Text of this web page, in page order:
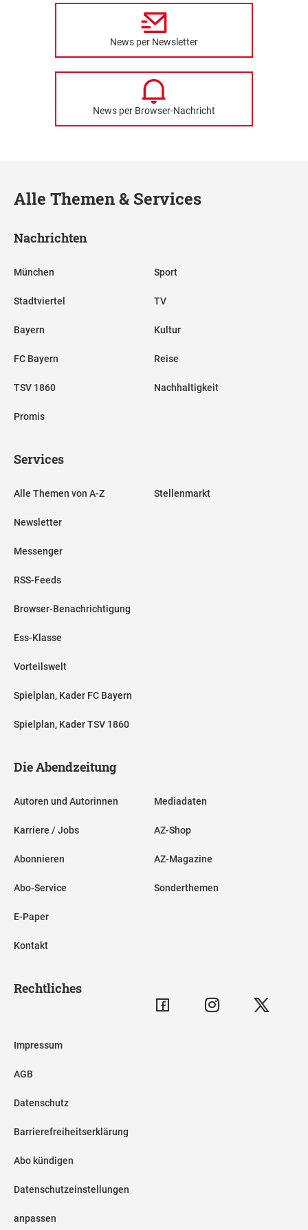
News per Newsletter
News per Browser-Nachricht
Alle Themen & Services
Nachrichten
München
Stadtviertel
Bayern
FC Bayern
TSV 1860
Promis
Sport
TV
Kultur
Reise
Nachhaltigkeit
Services
Alle Themen von A-Z
Newsletter
Messenger
RSS-Feeds
Browser-Benachrichtigung
Ess-Klasse
Vorteilswelt
Spielplan, Kader FC Bayern
Spielplan, Kader TSV 1860
Stellenmarkt
Die Abendzeitung
Autoren und Autorinnen
Karriere / Jobs
Abonnieren
Abo-Service
E-Paper
Kontakt
Mediadaten
AZ-Shop
AZ-Magazine
Sonderthemen
Rechtliches
Impressum
AGB
Datenschutz
Barrierefreiheitserklärung
Abo kündigen
Datenschutzeinstellungen
anpassen